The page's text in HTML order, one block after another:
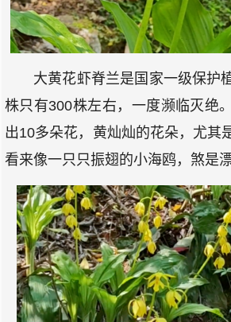
大黄花虾脊兰是国家一级保护
株只有300株左右，一度濒临灭绝
出10多朵花，黄灿灿的花朵，尤其
看来像一只只振翅的小海鸥，煞是漂